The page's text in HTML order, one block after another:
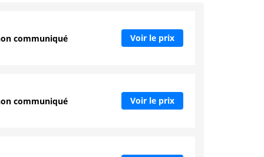
communiqué Voir le prix
communiqué Voir le prix